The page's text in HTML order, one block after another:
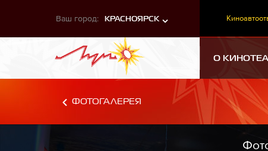
Ваш город: КРАСНОЯРСК
О
ФОТОГАЛЕРЕЯ